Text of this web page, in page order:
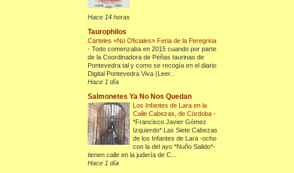
Hace 14 horas
Taurophilos
Carteles «No Oficiales» Feria de la Peregrina
-Todo comenzaba en 2015 cuando por parte
de la Coordinadora de Peñas taurinas de
Pontevedra tal y como se recogía en el diario
Digital Pontevedra Viva (Leer...
Hace 1 día
Salmonetes Ya No Nos Quedan
Los Infantes de Lara en la
Calle Cabezas, de Córdoba-
*Francisco Javier Gómez
Izquierdo* Las Siete Cabezas
de los Infantes de Lara -ocho
con la del ayo *Nuño Salido*-
tienen calle en la judería de C...
Hace 1 día